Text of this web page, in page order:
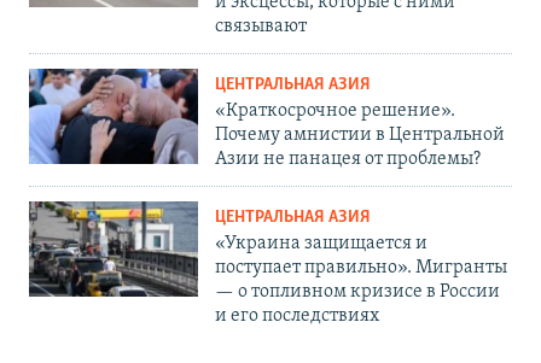
связывают
ЦЕНТРАЛЬНАЯ АЗИЯ
«Краткосрочное решение».
Почему амнистии в Центральной
Азии не панацея от проблемы?
ЦЕНТРАЛЬНАЯ АЗИЯ
«Украина защищается и
поступает правильно». Мигранты
— о топливном кризисе в России
и его последствиях